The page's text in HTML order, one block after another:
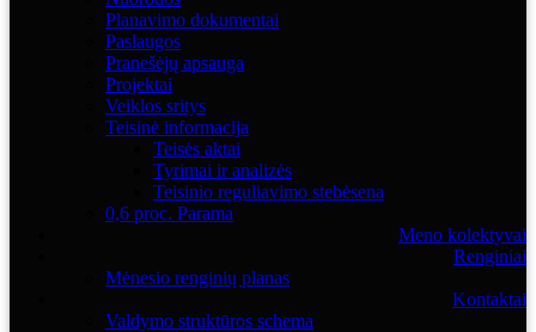
Planavimo dokumentai
Paslaugos
Pranešėjų apsauga
Projektai
Veiklos sritys
Teisinė informacija
Teisės aktai
Tyrimai ir analizės
Teisinio reguliavimo stebėsena
0,6 proc. Parama
Meno kolektyvai
Renginiai
Mėnesio renginių planas
Kontaktai
Valdymo struktūros schema